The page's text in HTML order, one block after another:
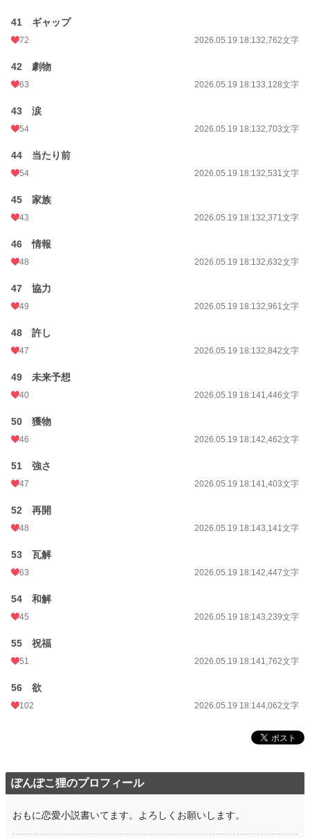
41 ギャップ
72 2026.05.19 18:132,762文字
42 劇物
63 2026.05.19 18:133,128文字
43 涙
54 2026.05.19 18:132,703文字
44 当たり前
54 2026.05.19 18:132,531文字
45 家族
43 2026.05.19 18:132,371文字
46 情報
48 2026.05.19 18:132,632文字
47 協力
49 2026.05.19 18:132,961文字
48 許し
47 2026.05.19 18:132,842文字
49 未来予想
40 2026.05.19 18:141,446文字
50 獲物
46 2026.05.19 18:142,462文字
51 強さ
47 2026.05.19 18:141,403文字
52 再開
48 2026.05.19 18:143,141文字
53 瓦解
63 2026.05.19 18:142,447文字
54 和解
45 2026.05.19 18:143,239文字
55 祝福
51 2026.05.19 18:141,762文字
56 欲
102 2026.05.19 18:144,062文字
ぽんぽこ狸のプロフィール
おもに恋愛小説書いてます。よろしくお願いします。